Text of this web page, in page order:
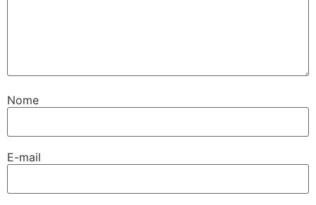
Nome
E-mail